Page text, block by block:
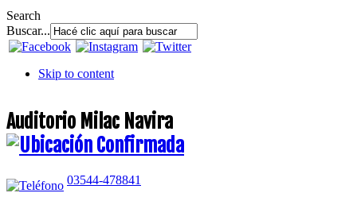
Search
Buscar...
Skip to content
Auditorio Milac Navira
03544-478841